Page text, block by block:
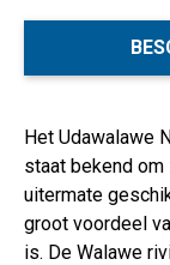
Het Udawalawe
staat bekend om
uitermate
groot voordeel
is. De Walawe